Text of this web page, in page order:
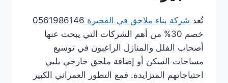
تُعد شركة بناء ملاحق في الفجيرة 0561986146
خصم 30% من أهم الشركات التي يبحث عنها
أصحاب الفلل والمنازل الراغبون في توسيع
مساحات السكن أو إضافة ملحق خارجي يلبي
احتياجاتهم المتزايدة. فمع التطور العمراني الكبير